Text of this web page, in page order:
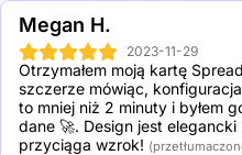
Megan H.
2023-11-29
Otrzymałem moją kartę
szczerze mówiąc,
to mniej niż 2 minuty i byłem
dane 🚀. Design jest
przyciąga wzrok!